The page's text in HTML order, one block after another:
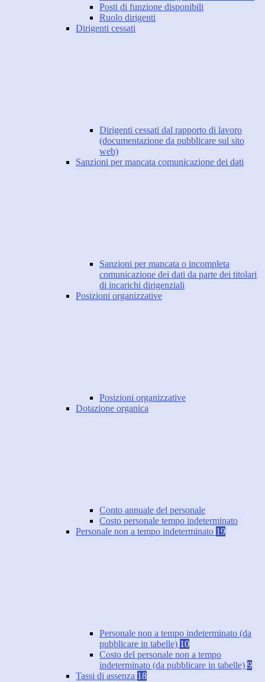
Posti di funzione disponibili
Ruolo dirigenti
Dirigenti cessati
Dirigenti cessati dal rapporto di lavoro
(documentazione da pubblicare sul sito
web)
Sanzioni per mancata comunicazione dei dati
Sanzioni per mancata o incompleta
comunicazione dei dati da parte dei titolari
di incarichi dirigenziali
Posizioni organizzative
Posizioni organizzative
Dotazione organica
Conto annuale del personale
Costo personale tempo indeterminato
Personale non a tempo indeterminato 19
Personale non a tempo indeterminato (da
pubblicare in tabelle) 10
Costo del personale non a tempo
indeterminato (da pubblicare in tabelle) 9
Tassi di assenza 18